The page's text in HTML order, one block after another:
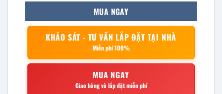
MUA NGAY
KHẢO SÁT - TƯ VẤN LẮP ĐẶT TẠI NHÀ
Miễn phí 100%
MUA NGAY
Giao hàng và lắp đặt miễn phí